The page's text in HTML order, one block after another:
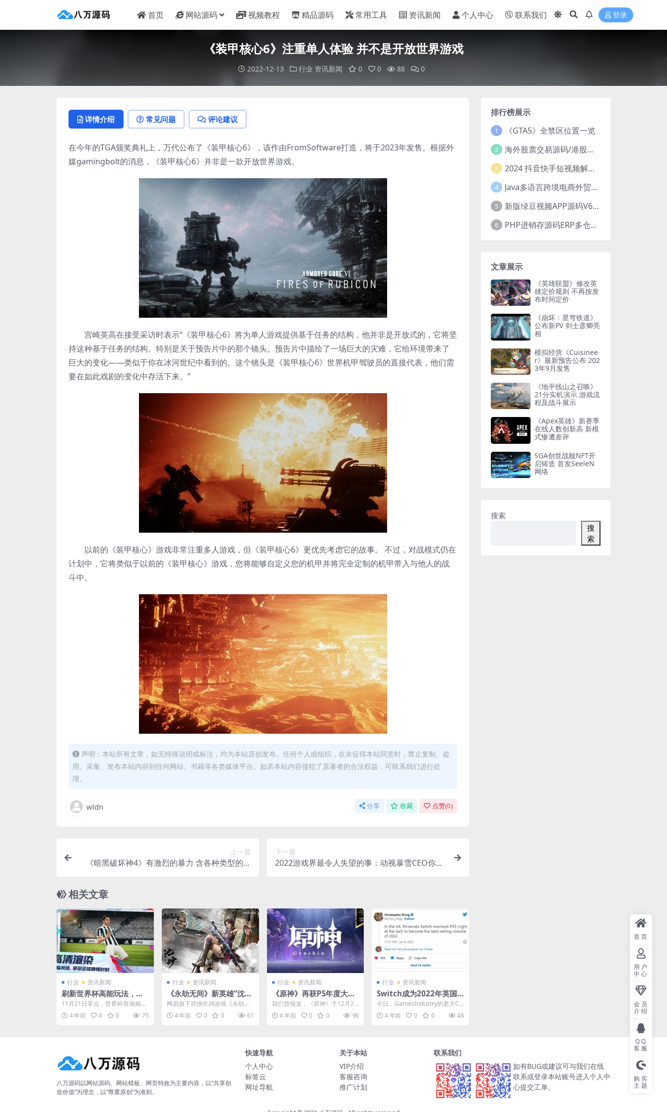
首页 网站源码 视频教程 精品源码 常用工具 资讯新闻 个人中心 联系我们 登录
《装甲核心6》注重单人体验 并不是开放世界游戏
2022-12-13 行业 资讯新闻 0 0 88 0
详情介绍 常见问题 评论建议
在今年的TGA颁奖典礼上，万代公布了《装甲核心6》，该作由FromSoftware打造，将于2023年发售。根据外
媒gamingbolt的消息，《装甲核心6》并非是一款开放世界游戏。
宫崎英高在接受采访时表示“《装甲核心6》将为单人游戏提供基于任务的结构，他并非是开放式的，它将坚
持这种基于任务的结构。特别是关于预告片中的那个镜头。预告片中描绘了一场巨大的灾难，它给环境带来了
巨大的变化——类似于你在冰河世纪中看到的。这个镜头是《装甲核心6》世界机甲驾驶员的直接代表，他们需
要在如此戏剧的变化中存活下来。”
以前的《装甲核心》游戏非常注重多人游戏，但《装甲核心6》更优先考虑它的故事。 不过，对战模式仍在
计划中，它将类似于以前的《装甲核心》游戏，您将能够自定义您的机甲并将完全定制的机甲带入与他人的战
斗中。
声明：本站所有文章，如无特殊说明或标注，均为本站原创发布。任何个人或组织，在未征得本站同意时，禁止复制、盗
用、采集、发布本站内容到任何网站、书籍等各类媒体平台。如若本站内容侵犯了原著者的合法权益，可联系我们进行处
理。
wldn 分享 收藏 点赞(0)
上一篇
《暗黑破坏神4》有激烈的暴力 含各种类型的微
下一篇
2022游戏界最令人失望的事：动视暴雪CEO你还
相关文章
行业 资讯新闻
刷新世界杯高能玩法，中
国移动5G云游戏“指尖赛
场”
11月21日零点，世界杯首场揭幕
战一触即燃。32支球队，64场赛
事蓄势待发，本届...
4 年前 0 0 75
行业 资讯新闻
《永劫无间》新英雄“沈
妙”预告片 大招或是开机
甲
网易旗下武侠吃鸡游戏《永劫无
间》近日发布了新英雄“神机·沈
妙”预告片，官方表示沈...
4 年前 0 0 61
行业 资讯新闻
《原神》再获PS年度大奖
向玩家发放800原石奖励
我们曾报道，《原神》于12月2
日获得了由PS颁发的合作伙伴年
度奖项。今日，为庆祝...
4 年前 0 0 96
行业 资讯新闻
Switch成为2022年英国
最畅销主机 以极小优势击
败PS5
今日，GamesIndustry的老大Ch
ristopher Dring在推特上...
4 年前 0 0 48
排行榜展示
1 《GTA5》全禁区位置一览
2 海外股票交易源码/港股泰股/美股源码/印度股源码/马拉西亚股票源码/国际股票配资
3 2024 抖音快手短视频解析去水印php源码
4 Java多语言跨境电商外贸商城TikToKshop内嵌商城I商家入驻I一键铺
5 新版绿豆视频APP源码V6.6 免授权插件版
6 PHP进销存源码ERP多仓库管理系统 手机版进销存 php网络版进销存小程序
文章展示
《英雄联盟》修改英
雄定价规则 不再按发
布时间定价
《崩坏：星穹铁道》
公布新PV 剑士彦卿亮
相
模拟经营《Cuisinee
r》最新预告公布 202
3年9月发售
《地平线山之召唤》
21分实机演示 游戏流
程及战斗展示
《Apex英雄》新赛季
在线人数创新高 新模
式惨遭差评
SGA创世战舰NFT开
启铸造 首发SeeleN
网络
搜索
搜
索
八万源码以网站源码、网站模板、网页特效为主要内容，以“共享创
造价值”为理念，以“尊重原创”为准则。
快速导航
个人中心
标签云
网址导航
关于本站
VIP介绍
客服咨询
推广计划
联系我们
如有BUG或建议可与我们在线
联系或登录本站账号进入个人中
心提交工单。
首页
用户
中心
会员
介绍
QQ
客服
购买
主题